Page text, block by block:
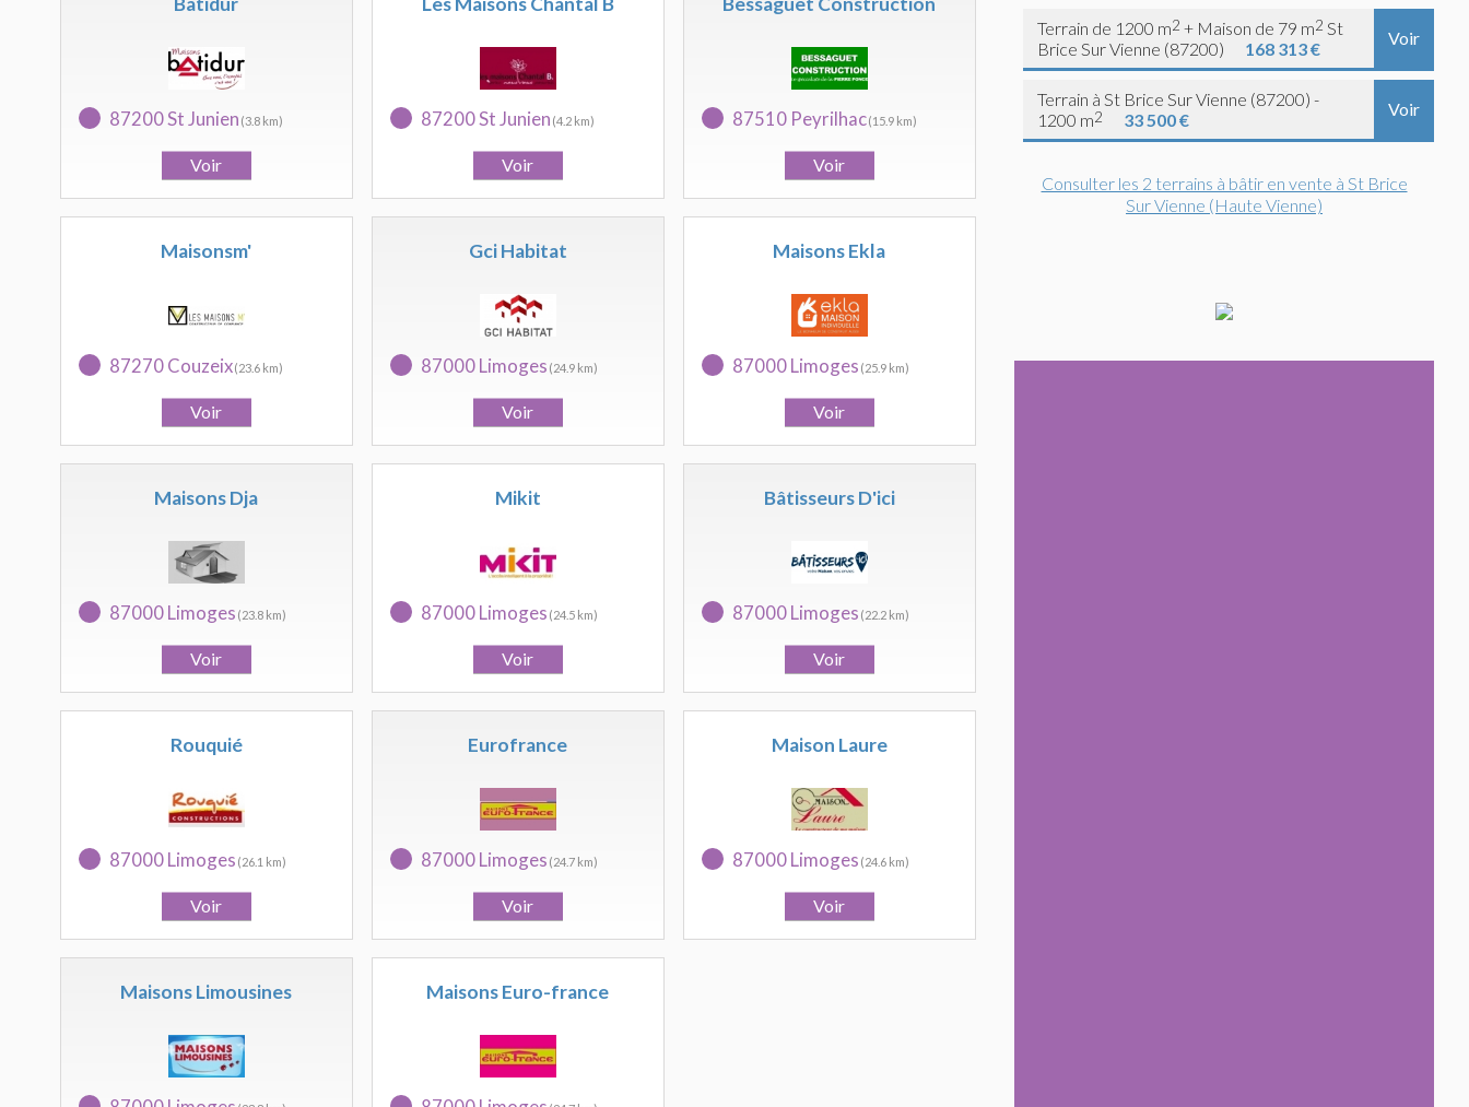
87200 St Junien (3.8 km) 87200 St Junien (4.2 km) 87510 Peyrilhac(15.9 km)
Maisonsm'
87270 Couzeix(23.6 km)
Gci Habitat
87000 Limoges (24.9 km)
Maisons Ekla
87000 Limoges (25.9 km)
Maisons Dja
87000 Limoges (23.8 km)
Mikit
87000 Limoges (24.5 km)
Bâtisseurs D'ici
87000 Limoges (22.2 km)
Rouquié
87000 Limoges (26.1 km)
Eurofrance
87000 Limoges (24.7 km)
Maison Laure
87000 Limoges (24.6 km)
Maisons Limousines Maisons Euro-france
Terrain de 1200 m2 + Maison de 79 m2 St
Brice Sur Vienne (87200)
168 313 €
Voir
Terrain à St Brice Sur Vienne (87200) -
1200 m2 33 500 €
Voir
Consulter les 2 terrains à bâtir en vente à St Brice
Sur Vienne (Haute Vienne)